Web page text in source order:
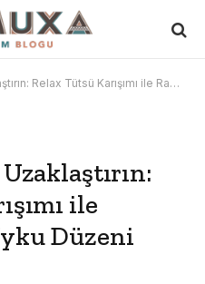
Karışımı ile Rahatlama ve Uyku Düzeni Rehberi
ile
Düzeni